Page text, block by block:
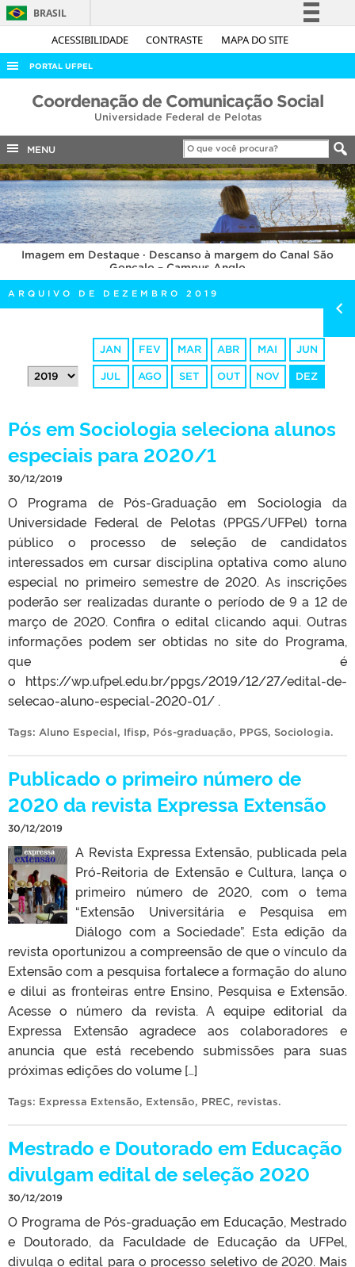
ACESSIBILIDADE CONTRASTE MAPA DO SITE
BRASIL
Simplifique!
Acesso à informação
Legislação
Canais
PORTAL UFPEL
ACESSO À INFORMAÇÃO
COBALTO
CONCURSOS
EDITAIS
INTERNACIONAL
OUVIDORIA
PORTARIAS
TELEFONES
Coordenação de Comunicação Social
Universidade Federal de Pelotas
MENU
Imagem em Destaque · Descanso à margem do Canal São
Gonçalo – Campus Anglo
ARQUIVO DE DEZEMBRO 2019
JAN FEV MAR ABR MAI JUN
JUL AGO SET OUT NOV DEZ
Pós em Sociologia seleciona alunos
especiais para 2020/1
30/12/2019
O Programa de Pós-Graduação em Sociologia da
Universidade Federal de Pelotas (PPGS/UFPel) torna
público o processo de seleção de candidatos
interessados em cursar disciplina optativa como aluno
especial no primeiro semestre de 2020. As inscrições
poderão ser realizadas durante o período de 9 a 12 de
março de 2020. Confira o edital clicando aqui. Outras
informações podem ser obtidas no site do Programa,
que é
o https://wp.ufpel.edu.br/ppgs/2019/12/27/edital-de-
selecao-aluno-especial-2020-01/ .
Tags: Aluno Especial, Ifisp, Pós-graduação, PPGS, Sociologia.
Publicado o primeiro número de
2020 da revista Expressa Extensão
30/12/2019
A Revista Expressa Extensão, publicada pela
Pró-Reitoria de Extensão e Cultura, lança o
primeiro número de 2020, com o tema
“Extensão Universitária e Pesquisa em
Diálogo com a Sociedade”. Esta edição da
revista oportunizou a compreensão de que o vínculo da
Extensão com a pesquisa fortalece a formação do aluno
e dilui as fronteiras entre Ensino, Pesquisa e Extensão.
Acesse o número da revista. A equipe editorial da
Expressa Extensão agradece aos colaboradores e
anuncia que está recebendo submissões para suas
próximas edições do volume […]
Tags: Expressa Extensão, Extensão, PREC, revistas.
Mestrado e Doutorado em Educação
divulgam edital de seleção 2020
30/12/2019
O Programa de Pós-graduação em Educação, Mestrado
e Doutorado, da Faculdade de Educação da UFPel,
divulga o edital para o processo seletivo de 2020. Mais